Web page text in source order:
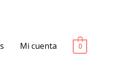
Mi cuenta 0